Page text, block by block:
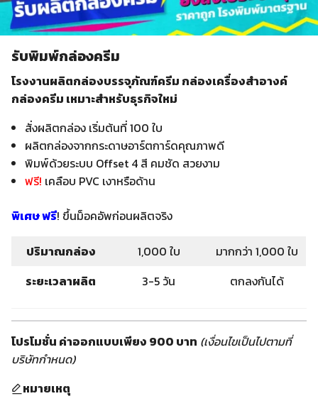
รับพิมพ์กล่องครีม
โรงงานผลิตกล่องบรรจุภัณฑ์ครีม กล่องเครื่องสำอางค์
กล่องครีม เหมาะสำหรับธุรกิจใหม่
สั่งผลิตกล่อง เริ่มต้นที่ 100 ใบ
ผลิตกล่องจากกระดาษอาร์ตการ์ดคุณภาพดี
พิมพ์ด้วยระบบ Offset 4 สี คมชัด สวยงาม
ฟรี! เคลือบ PVC เงาหรือด้าน
พิเศษ ฟรี! ขึ้นม็อคอัพก่อนผลิตจริง
ปริมาณกล่อง 1,000 ใบ
มากกว่า 1,000 ใบ
ระยะเวลาผลิต
3-5 วัน ตกลงกันได้
โปรโมชั่น ค่าออกแบบเพียง 900 บาท (เงื่อนไขเป็นไปตามที่
บริษัทกำหนด)
หมายเหตุ